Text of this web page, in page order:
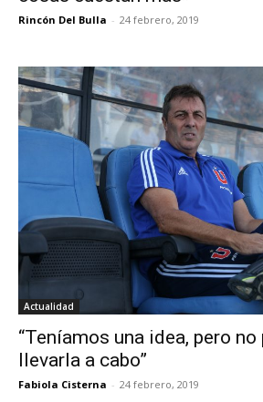
Rincón Del Bulla - 24 febrero, 2019
Actualidad
“Teníamos una idea, pero
llevarla a cabo”
Fabiola Cisterna - 24 febrero, 2019